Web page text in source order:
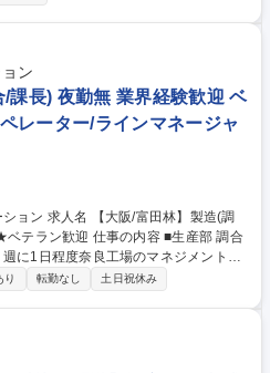
る革新的な自社製品を提案できます。
も美味しい料理を実現する力は、外食
強力な武器になります。伝統と革新を
「食のスタンダード」を創り出す喜び
ン
/課長) 夜勤無 業界経験歓迎 ベ
レーター/ラインマネージャ
】製造(調
内容 ■生産部 調合
に1日程度奈良工場のマネジメントの
います。 【調合課の業務内
歓迎
り 転勤なし 土日祝休み